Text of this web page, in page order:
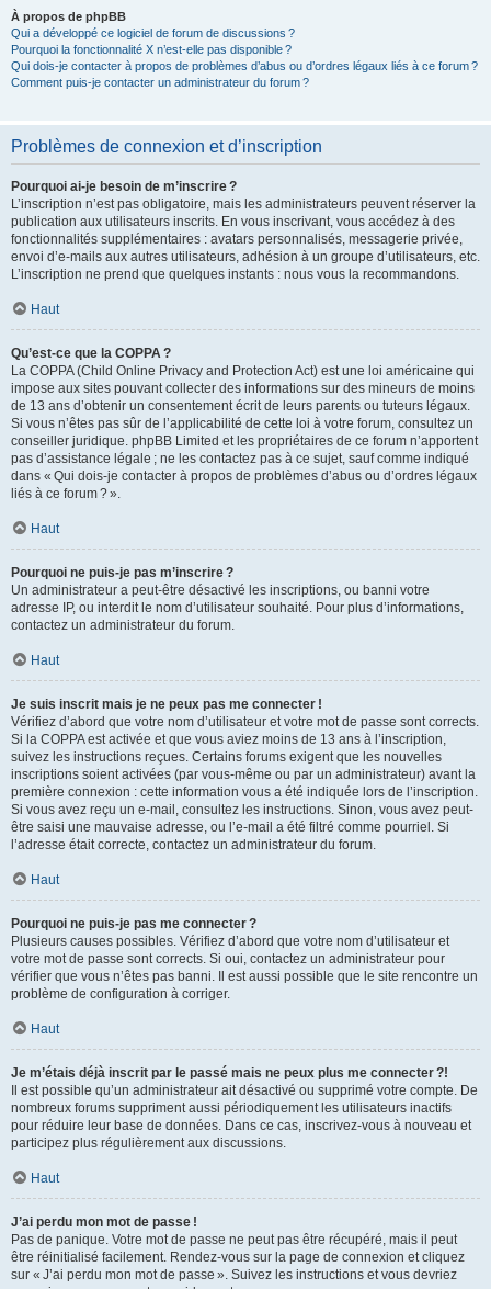
À propos de phpBB
Qui a développé ce logiciel de forum de discussions ?
Pourquoi la fonctionnalité X n’est-elle pas disponible ?
Qui dois-je contacter à propos de problèmes d’abus ou d’ordres légaux liés à ce forum ?
Comment puis-je contacter un administrateur du forum ?
Problèmes de connexion et d’inscription
Pourquoi ai-je besoin de m’inscrire ?
L’inscription n’est pas obligatoire, mais les administrateurs peuvent réserver la
publication aux utilisateurs inscrits. En vous inscrivant, vous accédez à des
fonctionnalités supplémentaires : avatars personnalisés, messagerie privée,
envoi d’e-mails aux autres utilisateurs, adhésion à un groupe d’utilisateurs, etc.
L’inscription ne prend que quelques instants : nous vous la recommandons.
Haut
Qu’est-ce que la COPPA ?
La COPPA (Child Online Privacy and Protection Act) est une loi américaine qui
impose aux sites pouvant collecter des informations sur des mineurs de moins
de 13 ans d’obtenir un consentement écrit de leurs parents ou tuteurs légaux.
Si vous n’êtes pas sûr de l’applicabilité de cette loi à votre forum, consultez un
conseiller juridique. phpBB Limited et les propriétaires de ce forum n’apportent
pas d’assistance légale ; ne les contactez pas à ce sujet, sauf comme indiqué
dans « Qui dois-je contacter à propos de problèmes d’abus ou d’ordres légaux
liés à ce forum ? ».
Haut
Pourquoi ne puis-je pas m’inscrire ?
Un administrateur a peut-être désactivé les inscriptions, ou banni votre
adresse IP, ou interdit le nom d’utilisateur souhaité. Pour plus d’informations,
contactez un administrateur du forum.
Haut
Je suis inscrit mais je ne peux pas me connecter !
Vérifiez d’abord que votre nom d’utilisateur et votre mot de passe sont corrects.
Si la COPPA est activée et que vous aviez moins de 13 ans à l’inscription,
suivez les instructions reçues. Certains forums exigent que les nouvelles
inscriptions soient activées (par vous-même ou par un administrateur) avant la
première connexion : cette information vous a été indiquée lors de l’inscription.
Si vous avez reçu un e-mail, consultez les instructions. Sinon, vous avez peut-
être saisi une mauvaise adresse, ou l’e-mail a été filtré comme pourriel. Si
l’adresse était correcte, contactez un administrateur du forum.
Haut
Pourquoi ne puis-je pas me connecter ?
Plusieurs causes possibles. Vérifiez d’abord que votre nom d’utilisateur et
votre mot de passe sont corrects. Si oui, contactez un administrateur pour
vérifier que vous n’êtes pas banni. Il est aussi possible que le site rencontre un
problème de configuration à corriger.
Haut
Je m’étais déjà inscrit par le passé mais ne peux plus me connecter ?!
Il est possible qu’un administrateur ait désactivé ou supprimé votre compte. De
nombreux forums suppriment aussi périodiquement les utilisateurs inactifs
pour réduire leur base de données. Dans ce cas, inscrivez-vous à nouveau et
participez plus régulièrement aux discussions.
Haut
J’ai perdu mon mot de passe !
Pas de panique. Votre mot de passe ne peut pas être récupéré, mais il peut
être réinitialisé facilement. Rendez-vous sur la page de connexion et cliquez
sur « J’ai perdu mon mot de passe ». Suivez les instructions et vous devriez